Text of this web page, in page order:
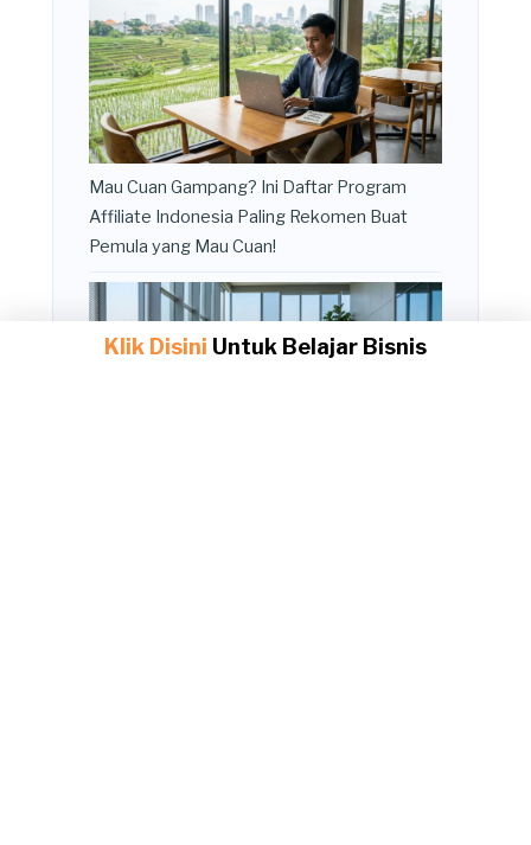
Mau Cuan Gampang? Ini Daftar Program
Affiliate Indonesia Paling Rekomen Buat
Pemula yang Mau Cuan!
Klik Disini Untuk Belajar Bisnis